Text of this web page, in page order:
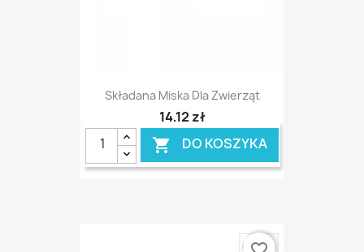
Składana Miska Dla Zwierząt
14,12 zł
 DO KOSZYKA